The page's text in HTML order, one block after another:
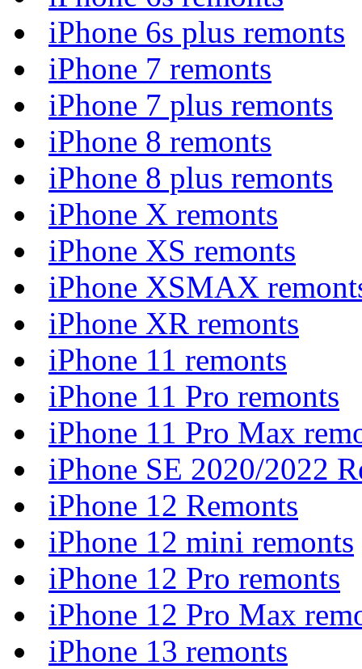
iPhone 6s plus remonts
iPhone 7 remonts
iPhone 7 plus remonts
iPhone 8 remonts
iPhone 8 plus remonts
iPhone X remonts
iPhone XS remonts
iPhone XSMAX
iPhone XR remonts
iPhone 11 remonts
iPhone 11 Pro remonts
iPhone 11 Pro Max
iPhone SE 2020/2022
iPhone 12 Remonts
iPhone 12 mini remonts
iPhone 12 Pro remonts
iPhone 12 Pro Max
iPhone 13 remonts